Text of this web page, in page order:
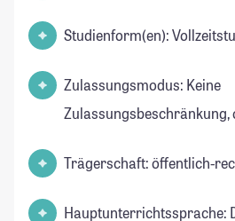
Studienform(en):
Zulassungsmodus: Keine
Zulassungsbeschränkung,
Trägerschaft: öffentlich-
Hauptunterrichtssprache: